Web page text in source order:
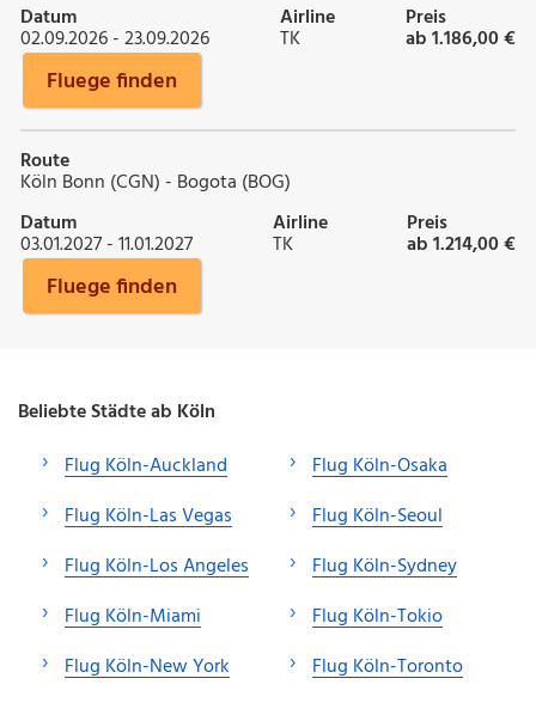
Datum
02.09.2026 - 23.09.2026
Airline
TK
Preis
ab 1.186,00 €
Fluege finden
Route
Köln Bonn (CGN) - Bogota (BOG)
Datum
03.01.2027 - 11.01.2027
Airline
TK
Preis
ab 1.214,00 €
Fluege finden
Beliebte Städte ab Köln
Flug Köln-Auckland
Flug Köln-Las Vegas
Flug Köln-Los Angeles
Flug Köln-Miami
Flug Köln-New York
Flug Köln-Osaka
Flug Köln-Seoul
Flug Köln-Sydney
Flug Köln-Tokio
Flug Köln-Toronto